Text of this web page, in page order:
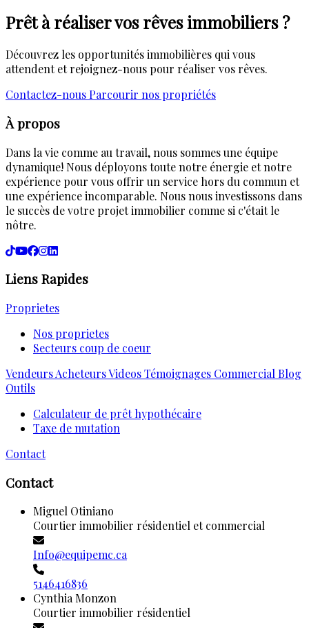
Prêt à réaliser vos rêves immobiliers ?
Découvrez les opportunités immobilières qui vous
attendent et rejoignez-nous pour réaliser vos rêves.
Contactez-nous Parcourir nos propriétés
À propos
Dans la vie comme au travail, nous sommes une équipe
dynamique! Nous déployons toute notre énergie et notre
expérience pour vous offrir un service hors du commun et
une expérience incomparable. Nous nous investissons dans
le succès de votre projet immobilier comme si c'était le
nôtre.
Liens Rapides
Proprietes
Nos proprietes
Secteurs coup de coeur
VendeursAcheteursVideosTémoignages Commercial Blog
Outils
Calculateur de prêt hypothécaire
Taxe de mutation
Contact
Contact
Miguel Otiniano
Courtier immobilier résidentiel et commercial
Info@equipemc.ca
5146416836
Cynthia Monzon
Courtier immobilier résidentiel